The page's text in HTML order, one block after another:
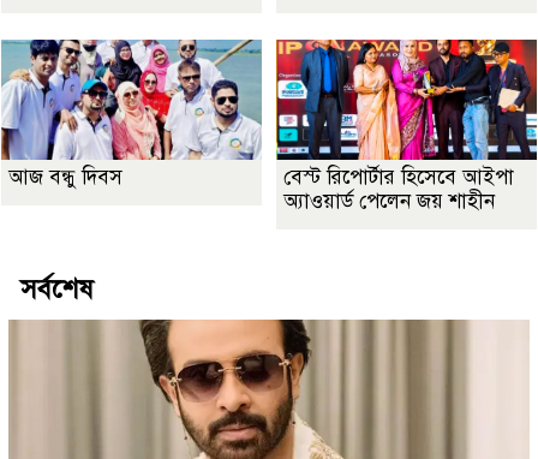
আজ বন্ধু দিবস
বেস্ট রিপোর্টার হিসেবে আইপা
অ্যাওয়ার্ড পেলেন জয় শাহীন
সর্বশেষ